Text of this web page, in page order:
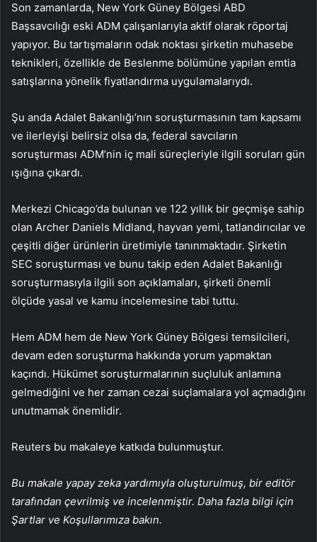
Son zamanlarda, New York Güney Bölgesi ABD
Başsavcılığı eski ADM çalışanlarıyla aktif olarak röportaj
yapıyor. Bu tartışmaların odak noktası şirketin muhasebe
teknikleri, özellikle de Beslenme bölümüne yapılan emtia
satışlarına yönelik fiyatlandırma uygulamalarıydı.
Şu anda Adalet Bakanlığı’nın soruşturmasının tam kapsamı
ve ilerleyişi belirsiz olsa da, federal savcıların
soruşturması ADM’nin iç mali süreçleriyle ilgili soruları gün
ışığına çıkardı.
Merkezi Chicago’da bulunan ve 122 yıllık bir geçmişe sahip
olan Archer Daniels Midland, hayvan yemi, tatlandırıcılar ve
çeşitli diğer ürünlerin üretimiyle tanınmaktadır. Şirketin
SEC soruşturması ve bunu takip eden Adalet Bakanlığı
soruşturmasıyla ilgili son açıklamaları, şirketi önemli
ölçüde yasal ve kamu incelemesine tabi tuttu.
Hem ADM hem de New York Güney Bölgesi temsilcileri,
devam eden soruşturma hakkında yorum yapmaktan
kaçındı. Hükümet soruşturmalarının suçluluk anlamına
gelmediğini ve her zaman cezai suçlamalara yol açmadığını
unutmamak önemlidir.
Reuters bu makaleye katkıda bulunmuştur.
Bu makale yapay zeka yardımıyla oluşturulmuş, bir editör
tarafından çevrilmiş ve incelenmiştir. Daha fazla bilgi için
Şartlar ve Koşullarımıza bakın.